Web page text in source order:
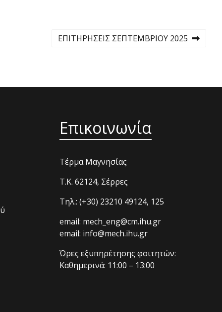
N
o
ΕΠΙΤΗΡΗΣΕΙΣ ΣΕΠΤΕΜΒΡΙΟΥ 2025
Επικοινωνία
Τέρμα Μαγνησίας
T.K. 62124, Σέρρες
Τηλ.: (+30) 23210 49124, 125
email: mech_eng@cm.ihu.gr
email: info@mech.ihu.gr
Ώρες εξυπηρέτησης φοιτητών:
Καθημερινά: 11:00 – 13:00